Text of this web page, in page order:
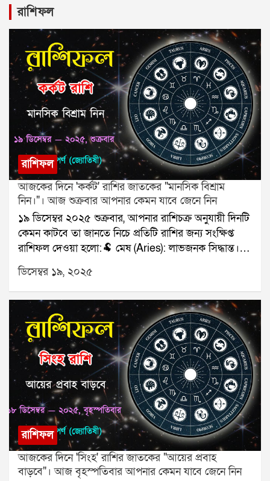
রাশিফল
রাশিফল
আজকের দিনে 'কর্কট' রাশির জাতকের "মানসিক বিশ্রাম
নিন।"। আজ শুক্রবার আপনার কেমন যাবে জেনে নিন
১৯ ডিসেম্বর ২০২৫ শুক্রবার, আপনার রাশিচক্র অনুযায়ী দিনটি
কেমন কাটবে তা জানতে নিচে প্রতিটি রাশির জন্য সংক্ষিপ্ত
রাশিফল দেওয়া হলো:🐏 মেষ (Aries): লাভজনক সিদ্ধান্ত।🐂
বৃষ (Taurus): পরিবারের মেলামেশা।👥 মিথুন (Gemini):
ব্যস্ততা বাড়বে।🦀 কর্কট (Cancer): মানসিক বিশ্রাম নিন।🦁
সিংহ (Leo): বাড়তি আয়।🌾 কন্যা (Virgo): সম্পর্ক খুশির।⚖️
তুলা (Libra): ট্রাভেল প্ল্যান স্থির।🦂 বৃশ্চিক (Scorpio): পাওনা
পাওয়া।🏹 ধনু (Sagittarius): কাজের সাফল্য।🐐 মকর
(Capricorn): কথায় সতর্কতা।🌊 কুম্ভ (Aquarius): সাহায্য
পাবেন।🐟 মীন (Pisces): কাগজপত্রে সুবিধা।যে কোনও
সমস্যার স্থায়ী সমাধানের জন্য যোগাযোগ করুনঃ শ্রী সূপর্ণ
(জ্যোতিষী)যোগাযোগঃ ৯৮৩০০৬৫২৪০, ওয়েবসাইটঃ
www.srisuparna.com
ডিসেম্বর ১৯, ২০২৫
রাশিফল
আজকের দিনে 'সিংহ' রাশির জাতকের "আয়ের প্রবাহ
বাড়বে"। আজ বৃহস্পতিবার আপনার কেমন যাবে জেনে নিন